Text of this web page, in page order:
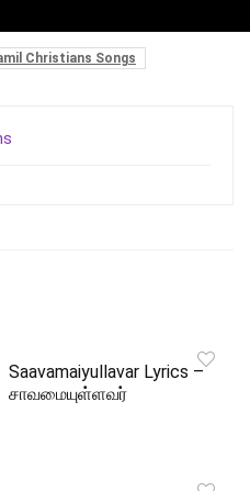
Christians Songs
Saavamaiyullavar Lyrics –
சாவமையுள்ளவர்